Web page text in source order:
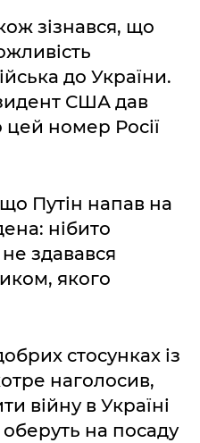
зізнався, що
до України.
США дав
номер Росії
Путін напав на
нібито
здавався
якого
стосунках із
наголосив,
війну в Україні
на посаду